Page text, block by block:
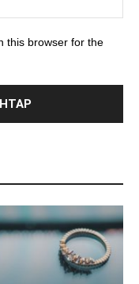
this browser for the